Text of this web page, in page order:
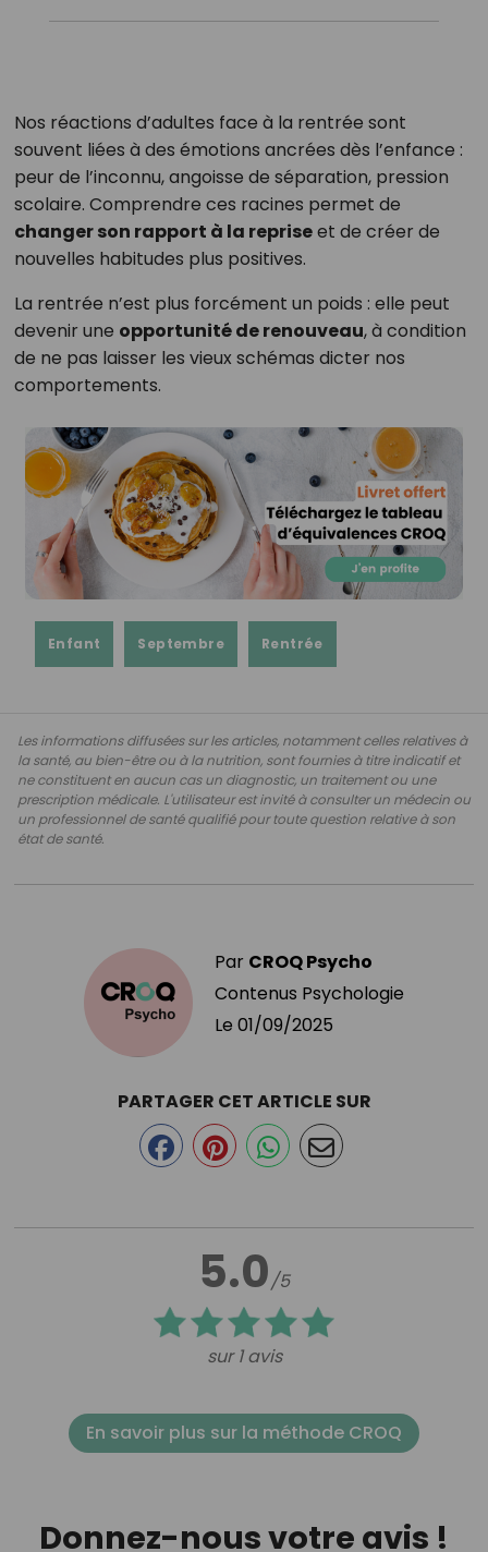
Nos réactions d’adultes face à la rentrée sont
souvent liées à des émotions ancrées dès l’enfance :
peur de l’inconnu, angoisse de séparation, pression
scolaire. Comprendre ces racines permet de
changer son rapport à la repriseet de créer de
nouvelles habitudes plus positives.
La rentrée n’est plus forcément un poids : elle peut
devenir une opportunité de renouveau, à condition
de ne pas laisser les vieux schémas dicter nos
comportements.
Enfant Septembre Rentrée
Les informations diffusées sur les articles, notamment celles relatives à
la santé, au bien-être ou à la nutrition, sont fournies à titre indicatif et
ne constituent en aucun cas un diagnostic, un traitement ou une
prescription médicale. L'utilisateur est invité à consulter un médecin ou
un professionnel de santé qualifié pour toute question relative à son
état de santé.
Par CROQ Psycho
Contenus Psychologie
Le 01/09/2025
5.0/5
sur 1 avis
PARTAGER CET ARTICLE SUR
En savoir plus sur la méthode CROQ
Donnez-nous votre avis !